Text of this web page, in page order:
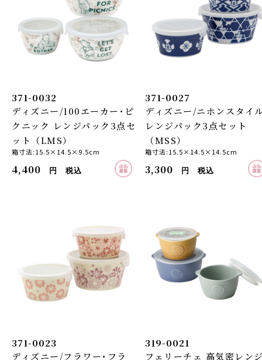
371-0032
ディズニー/100エーカー･ピ
クニック レンジパック3点セ
ット（LMS）
箱寸法:15.5×14.5×9.5cm
4,400 円 税込
371-0027
ディズニー/ニホンスタイ
レンジパック3点セット
（MSS）
箱寸法:15.5×14.5×14.5cm
3,300 円 税込
371-0023
ディズニー/フラワー･フラ
319-0021
フェリーチェ 高気密レン
お買い物を続ける カートへ進む